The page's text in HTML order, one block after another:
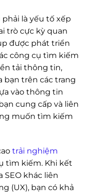
là yếu tố xếp
trò cực kỳ quan
được phát triển
công cụ tìm kiếm
tải thông tin,
bạn trên các trang
vào thông tin
cung cấp và liên
muốn tìm kiếm
trải nghiệm
tìm kiếm. Khi kết
SEO khác liên
(UX), bạn có khả